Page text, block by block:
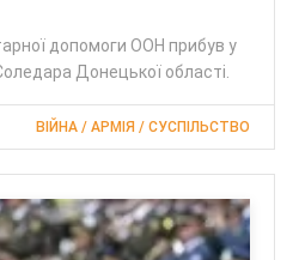
допомоги ООН прибув у
Донецької області.
ВІЙНА / АРМІЯ / СУСПІЛЬСТВО